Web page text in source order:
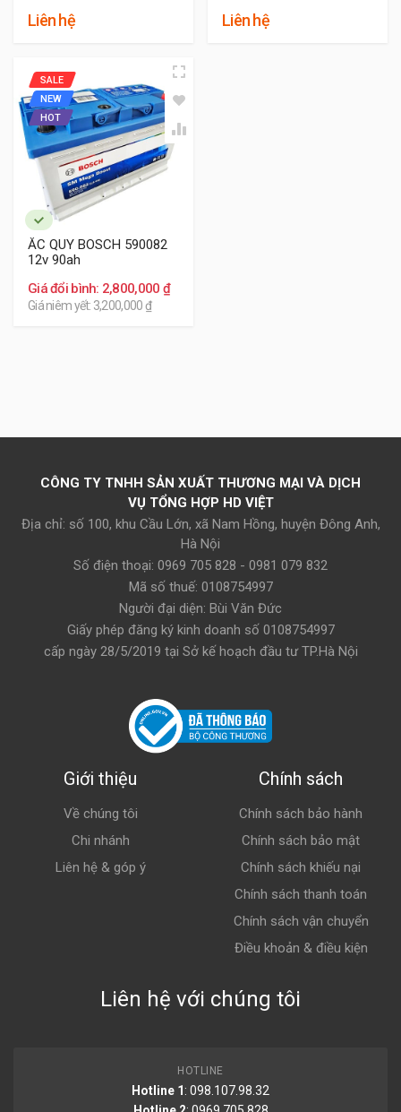
Đối với các hãng ắc quy sản xuất trong nước thì
​​​​​Các bình nội địa sản xuất trong nước có giá thành thay
thế ban đầu rẻ hơn các bình nhập khẩu nhưng cho tuổi
thọ chưa được cao và ít phù hợp hơn với dòng xe sang
Liên hệ Liên hệ
SALE
NEW
HOT
ẮC QUY BOSCH 590082
12v 90ah
Giá đổi bình: 2,800,000 ₫
Giá niêm yết: 3,200,000 ₫
CÔNG TY TNHH SẢN XUẤT THƯƠNG MẠI VÀ DỊCH
VỤ TỔNG HỢP HD VIỆT
Địa chỉ: số 100, khu Cầu Lớn, xã Nam Hồng, huyện Đông Anh,
Hà Nội
Số điện thoại: 0969 705 828 - 0981 079 832
Mã số thuế: 0108754997
Người đại diện: Bùi Văn Đức
Giấy phép đăng ký kinh doanh số 0108754997
cấp ngày 28/5/2019 tại Sở kế hoạch đầu tư TP.Hà Nội
Giới thiệu
Về chúng tôi
Chi nhánh
Liên hệ & góp ý
Chính sách
Chính sách bảo hành
Chính sách bảo mật
Chính sách khiếu nại
Chính sách thanh toán
Chính sách vận chuyển
Điều khoản & điều kiện
Liên hệ với chúng tôi
HOTLINE
Hotline 1 : 098.107.98.32